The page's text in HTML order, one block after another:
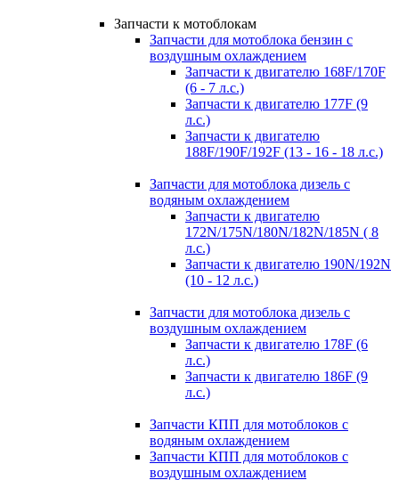
Запчасти к мотоблокам
Запчасти для мотоблока бензин с
воздушным охлаждением
Запчасти к двигателю 168F/170F
(6 - 7 л.с.)
Запчасти к двигателю 177F (9
л.с.)
Запчасти к двигателю
188F/190F/192F (13 - 16 - 18 л.с.)
Запчасти для мотоблока дизель с
водяным охлаждением
Запчасти к двигателю
172N/175N/180N/182N/185N ( 8
л.с.)
Запчасти к двигателю 190N/192N
(10 - 12 л.с.)
Запчасти для мотоблока дизель с
воздушным охлаждением
Запчасти к двигателю 178F (6
л.с.)
Запчасти к двигателю 186F (9
л.с.)
Запчасти КПП для мотоблоков с
водяным охлаждением
Запчасти КПП для мотоблоков с
воздушным охлаждением